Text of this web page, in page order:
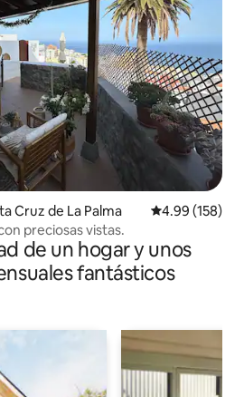
Cruz de La Palma Calificación
4.99 (158)
preciosas vistas.
de un hogar y unos
fantásticos